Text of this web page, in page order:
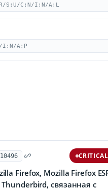
S:U/C:N/I:N/A:L
I:N/A:P
CRITICAL
Firefox, Mozilla Firefox
связанная с